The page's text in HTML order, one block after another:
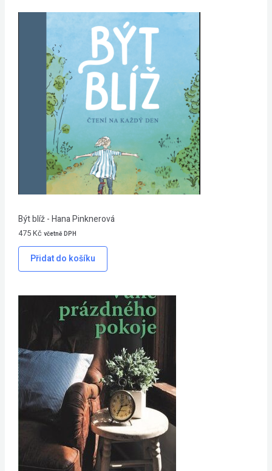
Být blíž - Hana Pinknerová
475Kč včetně DPH
Přidat do košíku